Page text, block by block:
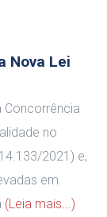
Nova Lei
Concorrência
no
2021) e,
em
(Leia mais...)